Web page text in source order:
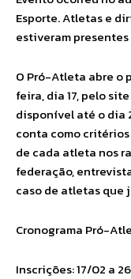
Esporte. Atletas e
estiveram
O Pró-Atleta abre o
feira, dia 17, pelo
disponível até o dia
conta como
de cada atleta nos
federação,
caso de atletas que
Cronograma Pró-
Inscrições: 17/02 a